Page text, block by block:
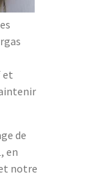
et
de
en
notre